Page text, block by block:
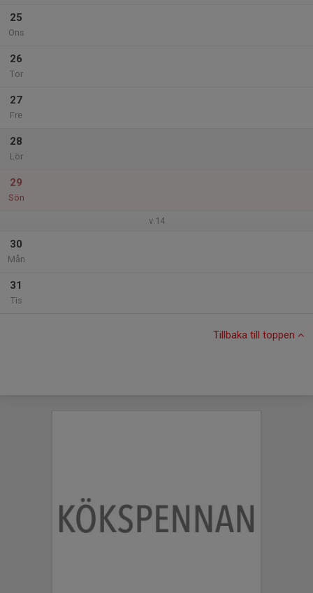
25
Ons
26
Tor
27
Fre
28
Lör
29
Sön
v.14
30
Mån
31
Tis
Tillbaka till toppen